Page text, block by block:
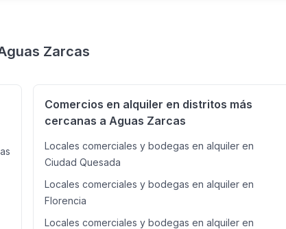
Zarcas
Comercios en alquiler en distritos más
cercanas a Aguas Zarcas
Locales comerciales y bodegas en alquiler en
Ciudad Quesada
Locales comerciales y bodegas en alquiler en
Florencia
Locales comerciales y bodegas en alquiler en